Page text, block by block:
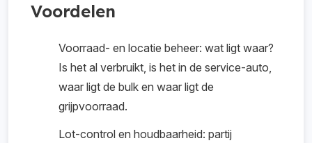
Voordelen
Voorraad- en locatie beheer: wat ligt waar?
Is het al verbruikt, is het in de service-auto,
waar ligt de bulk en waar ligt de
grijpvoorraad.
Lot-control en houdbaarheid: partij